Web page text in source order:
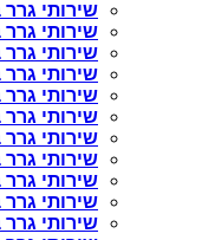
שירותי
שירותי
שירותי
שירותי
שירותי גרר
שירותי
שירותי
שירותי גרר
שירותי
שירותי
שירותי